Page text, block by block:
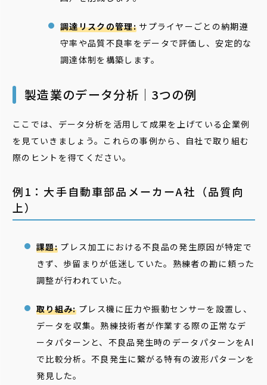
調達リスクの管理:サプライヤーごとの納期遵
守率や品質不良率をデータで評価し、安定的な
調達体制を構築します。
製造業のデータ分析｜3つの例
ここでは、データ分析を活用して成果を上げている企業例
を見ていきましょう。これらの事例から、自社で取り組む
際のヒントを得てください。
例1：大手自動車部品メーカーA社（品質向
上）
課題:プレス加工における不良品の発生原因が特定で
きず、歩留まりが低迷していた。熟練者の勘に頼った
調整が行われていた。
取り組み:プレス機に圧力や振動センサーを設置し、
データを収集。熟練技術者が作業する際の正常なデ
ータパターンと、不良品発生時のデータパターンをAI
で比較分析。不良発生に繋がる特有の波形パターンを
発見した。